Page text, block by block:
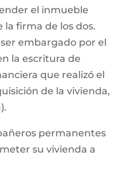
el inmueble
firma de los dos.
embargado por el
la escritura de
que realizó el
de la vivienda,
permanentes
su vivienda a